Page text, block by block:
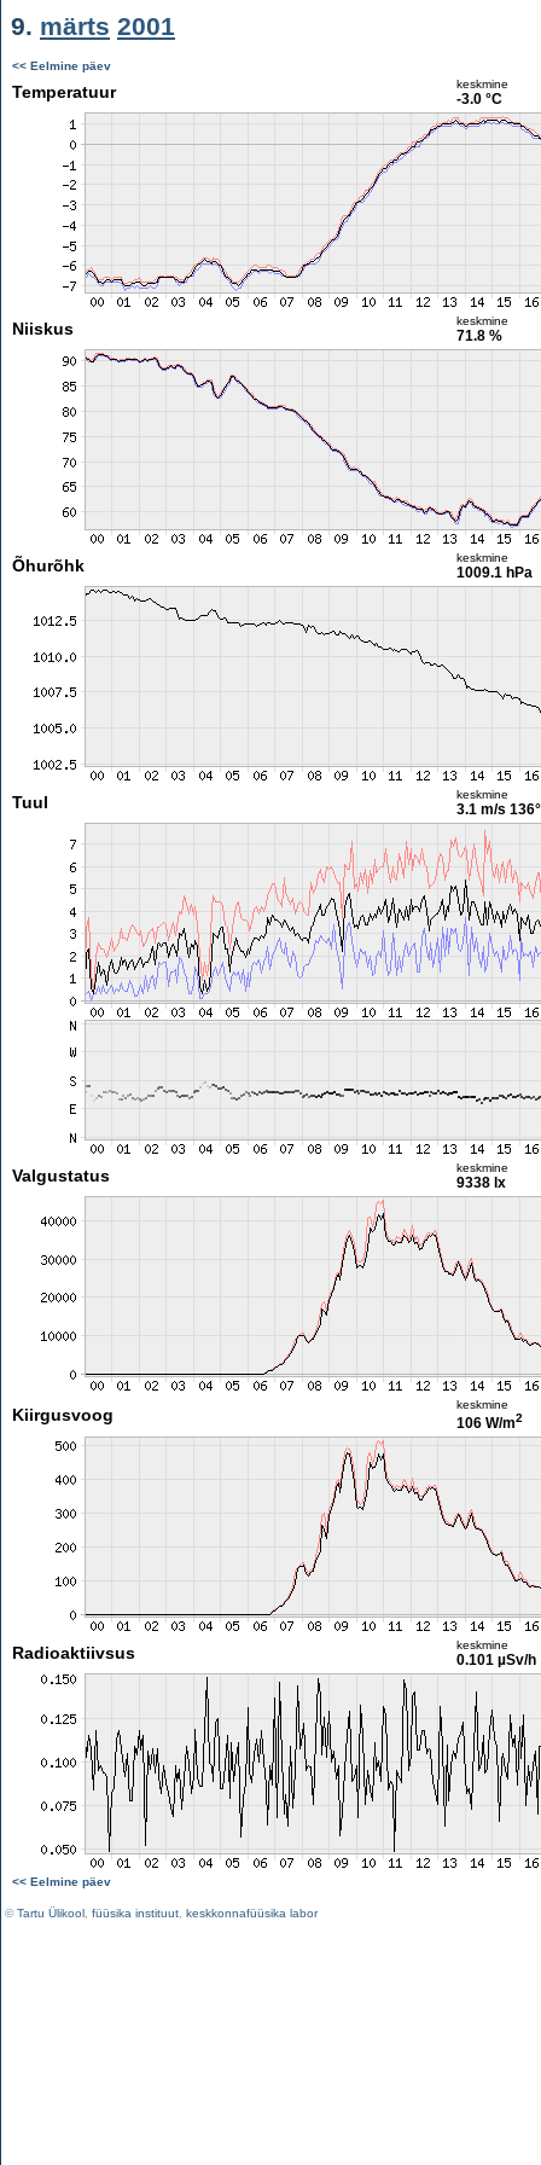
9. märts 2001
<< Eelmine päev
Temperatuur keskmine
-3.0 °C
Niiskus keskmine
71.8 %
Õhurõhk keskmine
1009.1 hPa
Tuul keskmine
3.1 m/s 136°
Valgustatus keskmine
9338 lx
Kiirgusvoog
keskmine
106 W/m2
Radioaktiivsus keskmine
0.101 µSv/h
<< Eelmine päev
©Tartu Ülikool füüsika instituut keskkonnafüüsika labor